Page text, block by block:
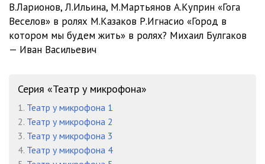
На дне
2:44:25
nam
Нам здесь жить
Мы жили по соседству v2
schaste
Насмешливое моё счастье
АГАТА КРИСТИ/Agata1
В.Ларионов, Л.Ильина, М.Мартьянов А.Куприн «Гога
Веселов» в ролях М.Казаков Р.Игнасио «Город в
котором мы будем жить» в ролях? Михаил Булгаков
— Иван Васильевич
Серия «Театр у микрофона»
1. Театр у микрофона 1
2. Театр у микрофона 2
3. Театр у микрофона 3
4. Театр у микрофона 4